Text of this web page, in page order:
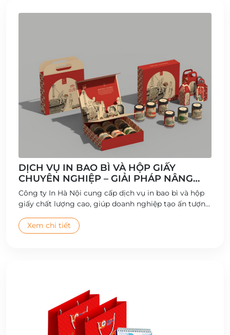
DỊCH VỤ IN BAO BÌ VÀ HỘP GIẤY
CHUYÊN NGHIỆP – GIẢI PHÁP NÂNG
TẦM THƯƠNG HIỆU
Công ty In Hà Nội cung cấp dịch vụ in bao bì và hộp
giấy chất lượng cao, giúp doanh nghiệp tạo ấn tượng
Xem chi tiết